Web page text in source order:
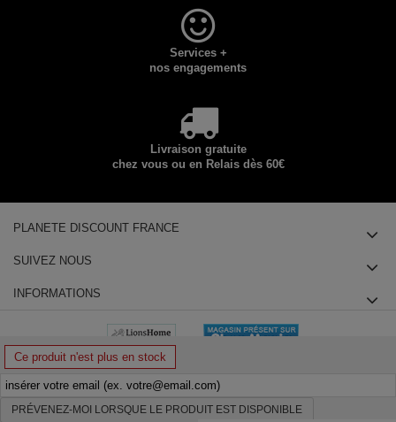
Ce produit n'est plus en stock
PRÉVENEZ-MOI LORSQUE LE PRODUIT EST DISPONIBLE
Services +
nos engagements
Livraison gratuite
chez vous ou en Relais dès 60€
PLANETE DISCOUNT FRANCE
SUIVEZ NOUS
INFORMATIONS
© 2025 Planete Discount SAS, Tous droits réservés - siège social : 14